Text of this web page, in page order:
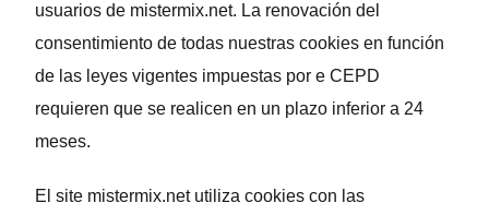
usuarios de mistermix.net. La renovación del
consentimiento de todas nuestras cookies en función
de las leyes vigentes impuestas por e CEPD
requieren que se realicen en un plazo inferior a 24
meses.
El site mistermix.net utiliza cookies con las